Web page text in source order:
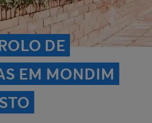
DE
EM MONDIM